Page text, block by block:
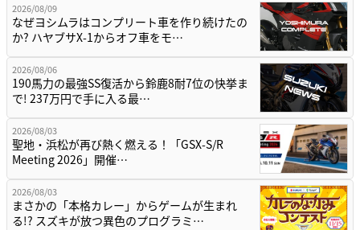
2026/08/09
なぜヨシムラはコンプリート車を作り続けたの
か? ハヤブサX-1からオフ車をモ…
2026/08/06
190馬力の最強SS復活から鈴鹿8耐7位の快挙ま
で! 237万円で手に入る最…
2026/08/03
聖地・浜松が再び熱く燃える！「GSX-S/R
Meeting 2026」開催…
2026/08/03
まさかの「本格カレー」からゲームが生まれ
る!? スズキが放つ異色のプログラミ…